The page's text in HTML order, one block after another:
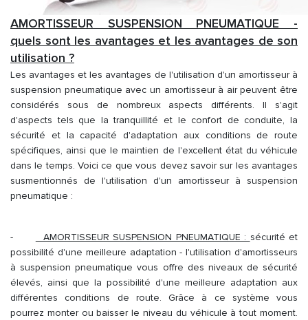
AMORTISSEUR SUSPENSION PNEUMATIQUE -
quels sont les avantages et les avantages de son
utilisation ?
Les avantages et les avantages de l'utilisation d'un amortisseur à
suspension pneumatique avec un amortisseur à air peuvent être
considérés sous de nombreux aspects différents. Il s'agit
d'aspects tels que la tranquillité et le confort de conduite, la
sécurité et la capacité d'adaptation aux conditions de route
spécifiques, ainsi que le maintien de l'excellent état du véhicule
dans le temps. Voici ce que vous devez savoir sur les avantages
susmentionnés de l'utilisation d'un amortisseur à suspension
pneumatique :
- AMORTISSEUR SUSPENSION PNEUMATIQUE : sécurité et
possibilité d'une meilleure adaptation - l'utilisation d'amortisseurs
à suspension pneumatique vous offre des niveaux de sécurité
élevés, ainsi que la possibilité d'une meilleure adaptation aux
différentes conditions de route. Grâce à ce système vous
pourrez monter ou baisser le niveau du véhicule à tout moment.